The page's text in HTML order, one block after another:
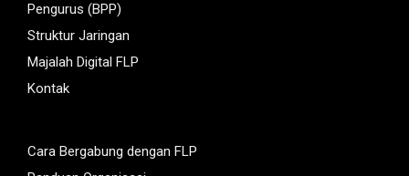
Pengurus (BPP)
Struktur Jaringan
Majalah Digital FLP
Kontak
Cara Bergabung dengan FLP